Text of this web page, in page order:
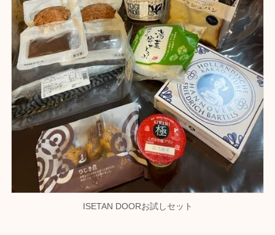
ISETAN DOORお試しセット